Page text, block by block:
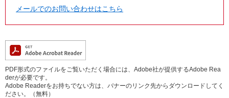
メールでのお問い合わせはこちら
PDF形式のファイルをご覧いただく場合には、Adobe社が提供するAdobe Rea
derが必要です。
Adobe Readerをお持ちでない方は、バナーのリンク先からダウンロードしてく
ださい。（無料）